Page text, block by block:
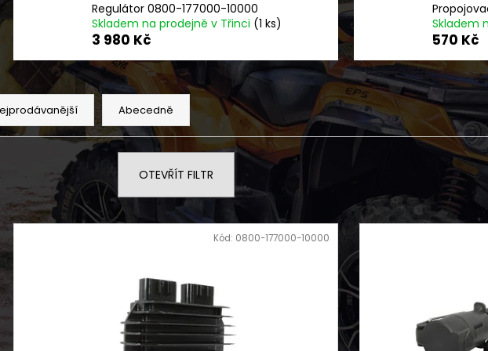
Regulátor 0800-177000-10000
Skladem na prodejně v Třinci (1 ks)
3 980 Kč
Skladem
570 Kč
Abecedně
OTEVŘÍT FILTR
Kód: 0800-177000-10000
SKÚTRU
1 900 Kč
NF 2210 TEXTILNÍ BUNDA DLOUHÁ ČERNO
ŠEDO ZELENÝ REFLEX